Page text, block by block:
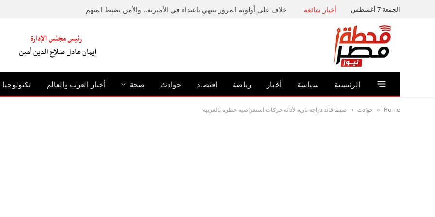
الجمعة 7 أغسطس أخبار شائعة خلاف على أولوية المرور ينتهي باعتداء في الأميرية.. والأمن يضبط المتهم
الرئيسية سياسة أخبار رياضة اقتصاد حوادث صحة أخبار العرب والعالم تكنولوجيا
Home
» حوادث » ضبط قائد دراجة نارية لأدائه حركات استعراضية خطرة بالغربية